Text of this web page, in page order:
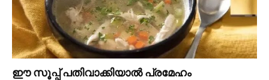
ഈ സൂപ്പ് പതിവാക്കിയാല്‍ പ്രമേഹം